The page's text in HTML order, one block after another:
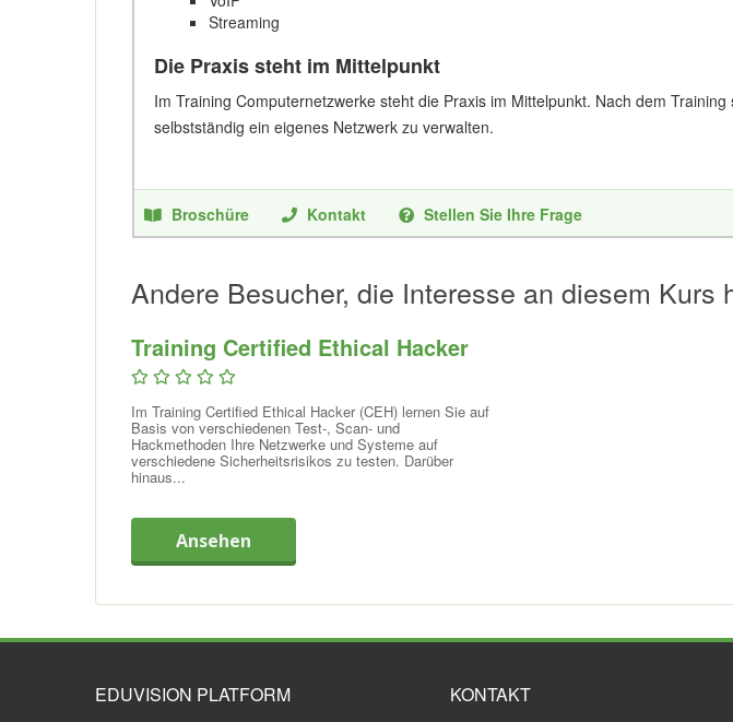
Streaming
Die Praxis steht im Mittelpunkt
Im Training Computernetzwerke steht die Praxis im Mittelpunkt. Nach dem Training
selbstständig ein eigenes Netzwerk zu verwalten.
Broschüre Kontakt Stellen Sie Ihre Frage
Andere Besucher, die Interesse an diesem
Training Certified Ethical Hacker
Im Training Certified Ethical Hacker (CEH) lernen Sie auf
Basis von verschiedenen Test-, Scan- und
Hackmethoden Ihre Netzwerke und Systeme auf
verschiedene Sicherheitsrisikos zu testen. Darüber
hinaus...
Ansehen
EDUVISION PLATFORM KONTAKT